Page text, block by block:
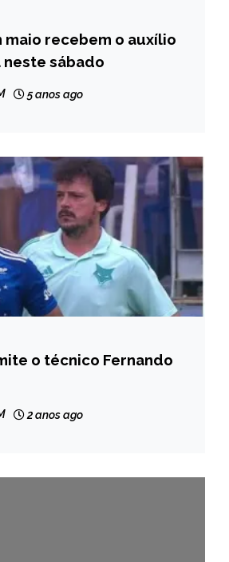
maio recebem o auxílio
sábado
5 anos ago
o técnico Fernando
2 anos ago